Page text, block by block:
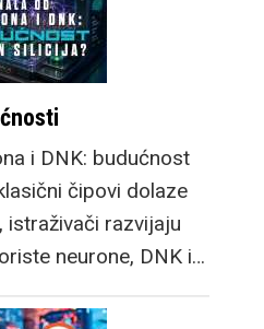
i DNK: budućnost
čipovi dolaze
istraživači razvijaju
neurone, DNK i…